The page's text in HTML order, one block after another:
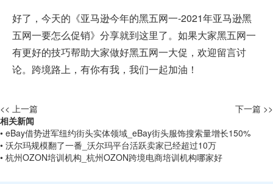
好了，今天的《亚马逊今年的黑五网一-2021年亚马逊黑
五网一要怎么促销》分享就到这里了。如果大家黑五网一
有更好的技巧帮助大家做好黑五网一大促，欢迎留言讨
论。跨境路上，有你有我，我们一起加油！
<< 上一篇
下一篇 >>
相关新闻
• eBay借势进军纽约街头实体领域_eBay街头服饰搜索量增长150%
• 沃尔玛规模翻了一番_沃尔玛平台活跃卖家已经超过10万
• 杭州OZON培训机构_杭州OZON跨境电商培训机构哪家好